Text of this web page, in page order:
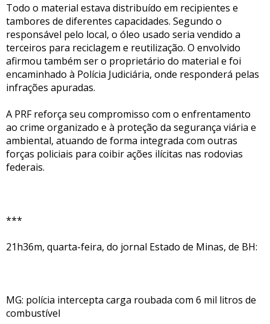
Todo o material estava distribuído em recipientes e
tambores de diferentes capacidades. Segundo o
responsável pelo local, o óleo usado seria vendido a
terceiros para reciclagem e reutilização. O envolvido
afirmou também ser o proprietário do material e foi
encaminhado à Polícia Judiciária, onde responderá pelas
infrações apuradas.
A PRF reforça seu compromisso com o enfrentamento
ao crime organizado e à proteção da segurança viária e
ambiental, atuando de forma integrada com outras
forças policiais para coibir ações ilícitas nas rodovias
federais.
***
21h36m, quarta-feira, do jornal Estado de Minas, de BH:
MG: polícia intercepta carga roubada com 6 mil litros de
combustível